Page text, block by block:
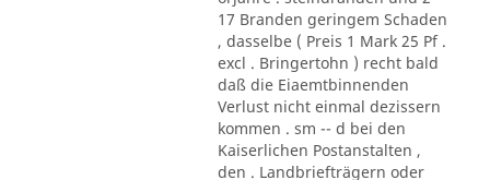
17 Branden geringem Schaden
, dasselbe ( Preis 1 Mark 25 Pf .
excl . Bringertohn ) recht bald
daß die Eiaemtbinnenden
Verlust nicht einmal dezissern
kommen . sm -- d bei den
Kaiserlichen Postanstalten ,
den . Landbriefträgern oder